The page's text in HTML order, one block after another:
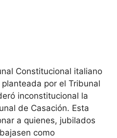
Constitucional italiano
por el Tribunal
inconstitucional la
de Casación. Esta
a quienes, jubilados
como